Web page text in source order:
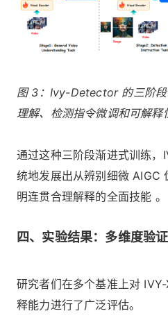
图 3：Ivy-Detector 的三阶段
理解、检测指令微调和可解释
通过这种三阶段渐进式训练，
统地发展出从辨别细微 AIGC
明连贯合理解释的全面技能 。
四、实验结果：多维度验
研究者们在多个基准上对
释能力进行了广泛评估。